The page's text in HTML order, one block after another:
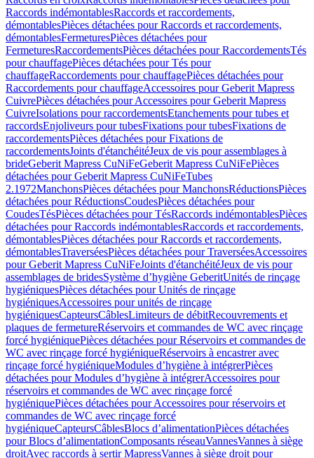
Raccords indémontablesRaccords et raccordements,
démontablesPièces détachées pour Raccords et raccordements,
démontablesFermeturesPièces détachées pour
FermeturesRaccordementsPièces détachées pour RaccordementsTés
pour chauffagePièces détachées pour Tés pour
chauffageRaccordements pour chauffagePièces détachées pour
Raccordements pour chauffageAccessoires pour Geberit Mapress
CuivrePièces détachées pour Accessoires pour Geberit Mapress
CuivreIsolations pour raccordementsEtanchements pour tubes et
raccordsEnjoliveurs pour tubesFixations pour tubesFixations de
raccordementsPièces détachées pour Fixations de
raccordementsJoints d'étanchéitéJeux de vis pour assemblages à
brideGeberit Mapress CuNiFeGeberit Mapress CuNiFePièces
détachées pour Geberit Mapress CuNiFeTubes
2.1972ManchonsPièces détachées pour ManchonsRéductionsPièces
détachées pour RéductionsCoudesPièces détachées pour
CoudesTésPièces détachées pour TésRaccords indémontablesPièces
détachées pour Raccords indémontablesRaccords et raccordements,
démontablesPièces détachées pour Raccords et raccordements,
démontablesTraverséesPièces détachées pour TraverséesAccessoires
pour Geberit Mapress CuNiFeJoints d'étanchéitéJeux de vis pour
assemblages de bridesSystème d’hygiène GeberitUnités de rinçage
hygiéniquesPièces détachées pour Unités de rinçage
hygiéniquesAccessoires pour unités de rinçage
hygiéniquesCapteursCâblesLimiteurs de débitRecouvrements et
plaques de fermetureRéservoirs et commandes de WC avec rinçage
forcé hygiéniquePièces détachées pour Réservoirs et commandes de
WC avec rinçage forcé hygiéniqueRéservoirs à encastrer avec
rinçage forcé hygiéniqueModules d’hygiène à intégrerPièces
détachées pour Modules d’hygiène à intégrerAccessoires pour
réservoirs et commandes de WC avec rinçage forcé
hygiéniquePièces détachées pour Accessoires pour réservoirs et
commandes de WC avec rinçage forcé
hygiéniqueCapteursCâblesBlocs d’alimentationPièces détachées
pour Blocs d’alimentationComposants réseauVannesVannes à siège
droitAvec raccords à sertir MapressVannes à siège droit pour